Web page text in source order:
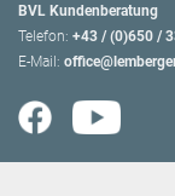
BVL Kundenberatung
Telefon: +43 / (0)650 /
E-Mail: